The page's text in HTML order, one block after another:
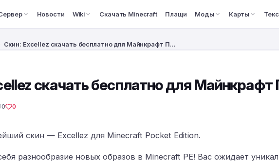
Новости Wiki Скачать Minecraft Плащи Моды Карты
Скин: Excellez скачать бесплатно для Майнкрафт П…
скачать бесплатно для Майнкрафт
0 0
скин — Excellez для Minecraft Pocket Edition.
разнообразие новых образов в Minecraft PE! Вас ожидает